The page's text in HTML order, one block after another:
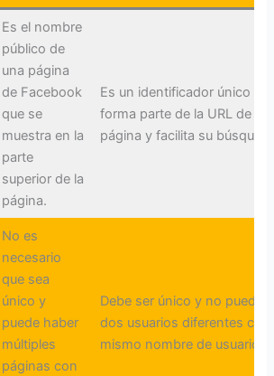
Es el nombre
público de
una página
de Facebook
que se
muestra en la
parte
superior de la
página.
Es un identificador único
forma parte de la URL de la
página y facilita su
No es
necesario
que sea
único y
puede haber
múltiples
páginas con
Debe ser único y no puede
dos usuarios diferentes con
mismo nombre de usuario.